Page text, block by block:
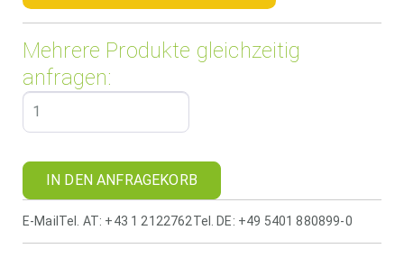
Mehrere Produkte gleichzeitig
anfragen:
IN DEN ANFRAGEKORB
E-Mail Tel. AT: +43 1 2122762Tel. DE: +49 5401 880899-0